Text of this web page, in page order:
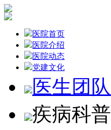
医院首页
医院介绍
医院动态
党建文化
医生团队
疾病科普